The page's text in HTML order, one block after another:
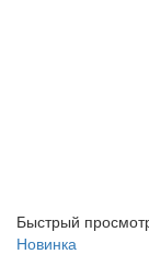
Быстрый
Новинка